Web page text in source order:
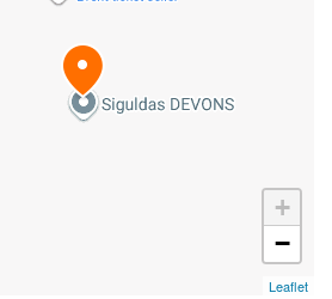
+
−
Leaflet